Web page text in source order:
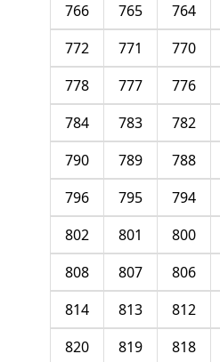
764
765
766
770
771
772
776
777
778
782
783
784
788
789
790
794
795
796
800
801
802
806
807
808
812
813
814
818
819
820